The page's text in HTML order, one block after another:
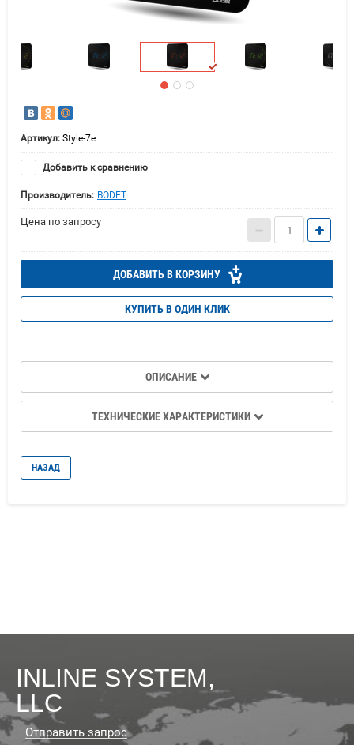
Артикул: Style-7e
Добавить к сравнению
Производитель: BODET
Цена по запросу
ДОБАВИТЬ В КОРЗИНУ
КУПИТЬ В ОДИН КЛИК
ОПИСАНИЕ
ТЕХНИЧЕСКИЕ ХАРАКТЕРИСТИКИ
НАЗАД
INLINE SYSTEM,
LLC
Отправить запрос